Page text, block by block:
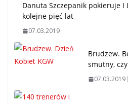
Danuta Szczepanik pokieruje I
kolejne pięć lat
07.03.2019
Brudzew.
smutny,
07.03.2019